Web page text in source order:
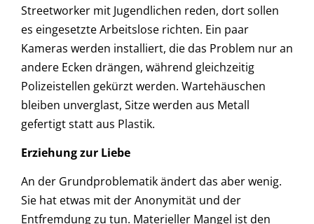
Streetworker mit Jugendlichen reden, dort sollen
es eingesetzte Arbeitslose richten. Ein paar
Kameras werden installiert, die das Problem nur an
andere Ecken drängen, während gleichzeitig
Polizeistellen gekürzt werden. Wartehäuschen
bleiben unverglast, Sitze werden aus Metall
gefertigt statt aus Plastik.
Erziehung zur Liebe
An der Grundproblematik ändert das aber wenig.
Sie hat etwas mit der Anonymität und der
Entfremdung zu tun. Materieller Mangel ist den